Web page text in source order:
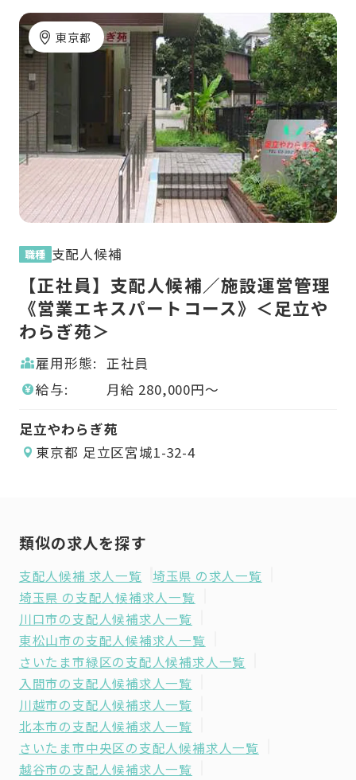
東京都
職種 支配人候補
【正社員】支配人候補／施設運営管理
《営業エキスパートコース》＜足立や
わらぎ苑＞
雇用形態: 正社員
給与:
月給 280,000円〜
足立やわらぎ苑
東京都 足立区宮城1-32-4
類似の求人を探す
支配人候補 求人一覧
埼玉県 の求人一覧
埼玉県 の支配人候補求人一覧
川口市の支配人候補求人一覧
東松山市の支配人候補求人一覧
さいたま市緑区の支配人候補求人一覧
入間市の支配人候補求人一覧
川越市の支配人候補求人一覧
北本市の支配人候補求人一覧
さいたま市中央区の支配人候補求人一覧
越谷市の支配人候補求人一覧